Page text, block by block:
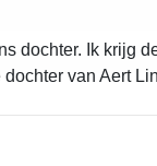
dochter. Ik krijg
van Aert